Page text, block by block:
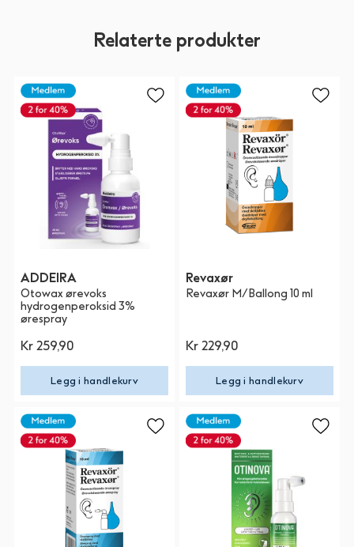
Relaterte produkter
ADDEIRA
Otowax ørevoks
hydrogenperoksid 3%
ørespray
Kr 259,90
Legg i handlekurv
Revaxør
Revaxør M/Ballong 10 ml
Kr 229,90
Legg i handlekurv